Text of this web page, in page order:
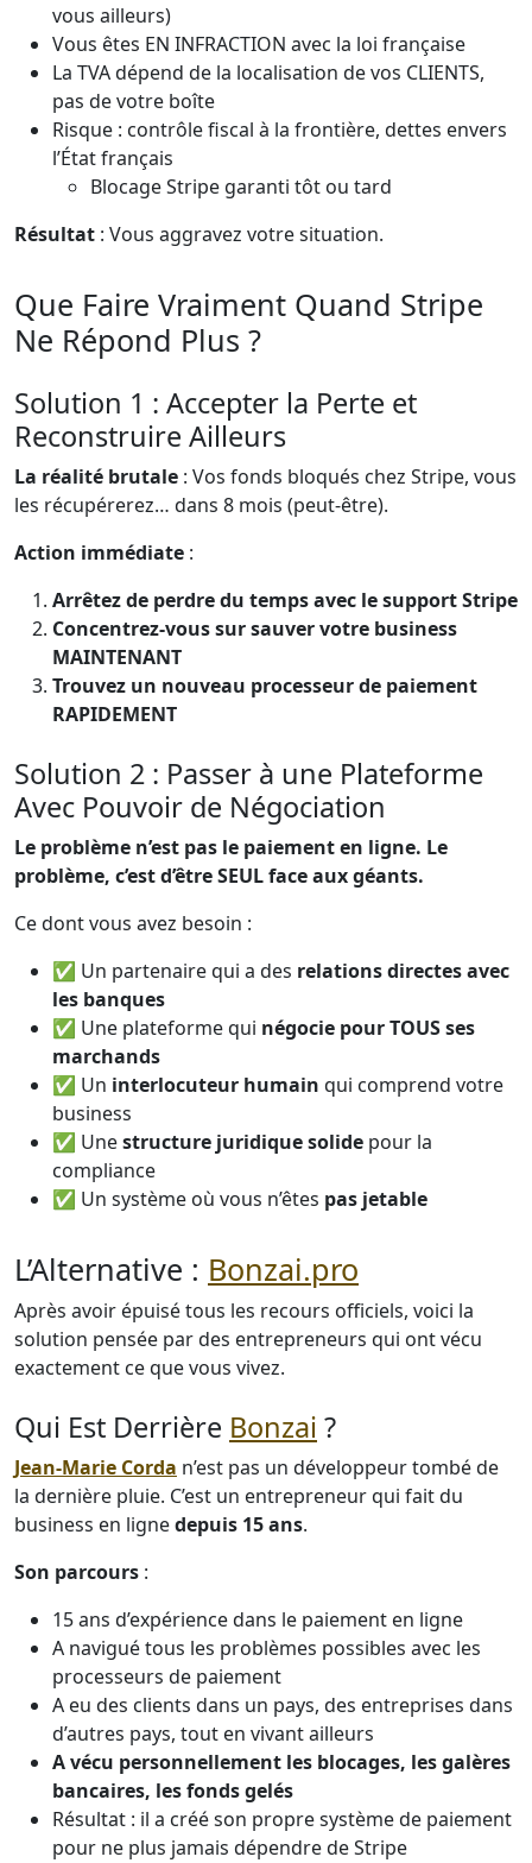
vous ailleurs)
Vous êtes EN INFRACTION avec la loi française
La TVA dépend de la localisation de vos CLIENTS,
pas de votre boîte
Risque : contrôle fiscal à la frontière, dettes envers
l’État français
Blocage Stripe garanti tôt ou tard
Résultat : Vous aggravez votre situation.
Que Faire Vraiment Quand Stripe
Ne Répond Plus ?
Solution 1 : Accepter la Perte et
Reconstruire Ailleurs
La réalité brutale : Vos fonds bloqués chez Stripe, vous
les récupérerez… dans 8 mois (peut-être).
Action immédiate :
Arrêtez de perdre du temps avec le support Stripe
Concentrez-vous sur sauver votre business
MAINTENANT
Trouvez un nouveau processeur de paiement
RAPIDEMENT
Solution 2 : Passer à une Plateforme
Avec Pouvoir de Négociation
Le problème n’est pas le paiement en ligne. Le
problème, c’est d’être SEUL face aux géants.
Ce dont vous avez besoin :
✅ Un partenaire qui a des relations directes avec
les banques
✅ Une plateforme qui négocie pour TOUS ses
marchands
✅ Un interlocuteur humain qui comprend votre
business
✅ Unestructure juridique solide pour la
compliance
✅ Un système où vous n’êtes pas jetable
L’Alternative : Bonzai.pro
Après avoir épuisé tous les recours officiels, voici la
solution pensée par des entrepreneurs qui ont vécu
exactement ce que vous vivez.
Qui Est Derrière Bonzai ?
Jean-Marie Corda n’est pas un développeur tombé de
la dernière pluie. C’est un entrepreneur qui fait du
business en lignedepuis 15 ans.
Son parcours :
15 ans d’expérience dans le paiement en ligne
A navigué tous les problèmes possibles avec les
processeurs de paiement
A eu des clients dans un pays, des entreprises dans
d’autres pays, tout en vivant ailleurs
A vécu personnellement les blocages, les galères
bancaires, les fonds gelés
Résultat : il a créé son propre système de paiement
pour ne plus jamais dépendre de Stripe